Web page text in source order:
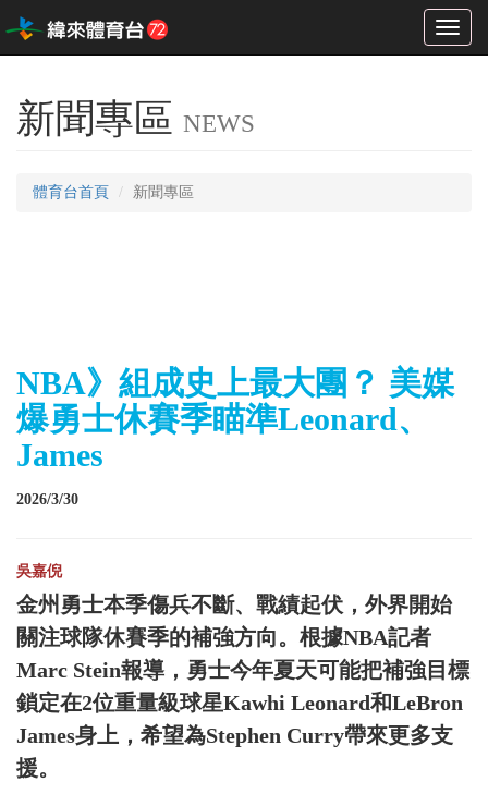
Toggle
新聞專區 NEWS
體育台首頁 新聞專區
NBA》組成史上最大團？ 美媒
爆勇士休賽季瞄準Leonard、
James
2026/3/30
吳嘉倪
金州勇士本季傷兵不斷、戰績起伏，外界開始
關注球隊休賽季的補強方向。根據NBA記者
Marc Stein報導，勇士今年夏天可能把補強目標
鎖定在2位重量級球星Kawhi Leonard和LeBron
James身上，希望為Stephen Curry帶來更多支
援。